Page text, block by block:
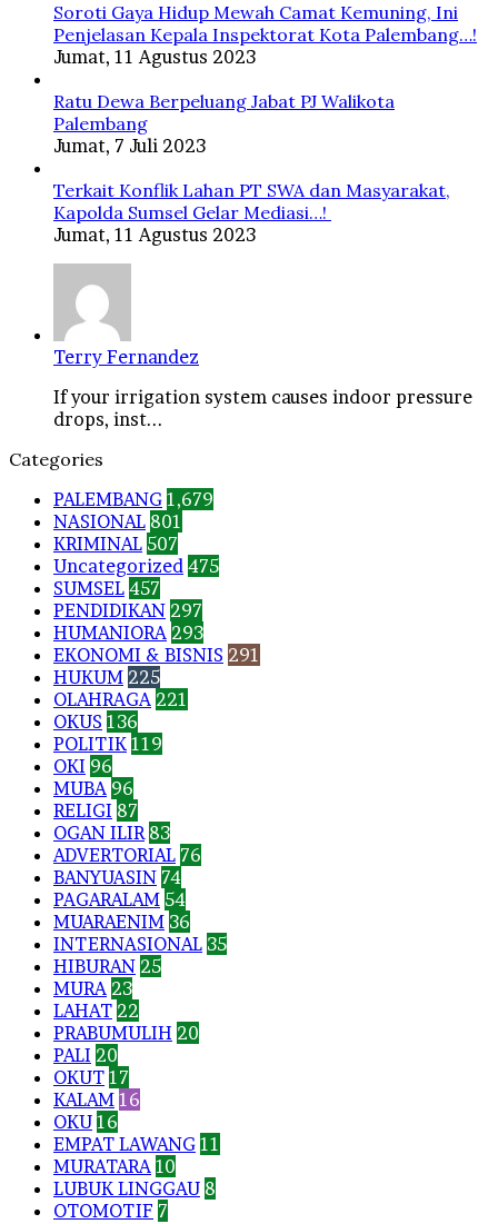
Soroti Gaya Hidup Mewah Camat Kemuning, Ini
Penjelasan Kepala Inspektorat Kota Palembang…!
Jumat, 11 Agustus 2023
Ratu Dewa Berpeluang Jabat PJ Walikota
Palembang
Jumat, 7 Juli 2023
Terkait Konflik Lahan PT SWA dan Masyarakat,
Kapolda Sumsel Gelar Mediasi…!
Jumat, 11 Agustus 2023
Terry Fernandez
If your irrigation system causes indoor pressure
drops, inst...
Categories
PALEMBANG 1,679
NASIONAL 801
KRIMINAL 507
Uncategorized 475
SUMSEL 457
PENDIDIKAN 297
HUMANIORA 293
EKONOMI & BISNIS 291
HUKUM 225
OLAHRAGA 221
OKUS 136
POLITIK 119
OKI 96
MUBA 96
RELIGI 87
OGAN ILIR 83
ADVERTORIAL 76
BANYUASIN 74
PAGARALAM 54
MUARAENIM 36
INTERNASIONAL 35
HIBURAN 25
MURA 23
LAHAT 22
PRABUMULIH 20
PALI 20
OKUT 17
KALAM 16
OKU 16
EMPAT LAWANG 11
MURATARA 10
LUBUK LINGGAU 8
OTOMOTIF 7